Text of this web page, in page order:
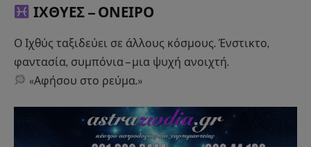
ΙΧΘΥΕΣ – ΟΝΕΙΡΟ
Ο Ιχθύς ταξιδεύει σε άλλους κόσμους. Ένστικτο,
φαντασία, συμπόνια – μια ψυχή ανοιχτή.
«Αφήσου στο ρεύμα.»